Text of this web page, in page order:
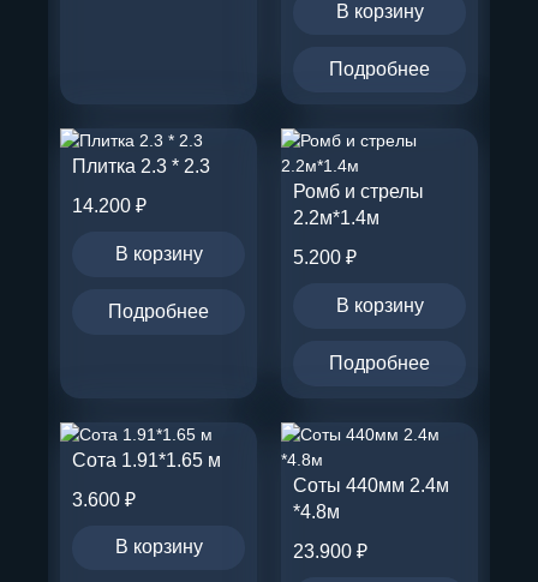
В корзину
Подробнее
Плитка 2.3 * 2.3
14.200 ₽
В корзину
Подробнее
Ромб и стрелы
2.2м*1.4м
5.200 ₽
В корзину
Подробнее
Сота 1.91*1.65 м
3.600 ₽
В корзину
Соты 440мм 2.4м
*4.8м
23.900 ₽